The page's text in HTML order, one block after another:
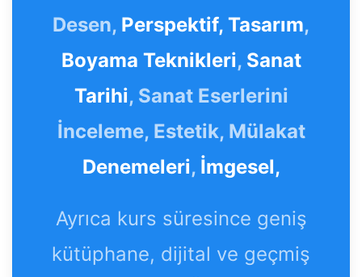
Desen, Perspektif, Tasarım,
Boyama Teknikleri, Sanat
Tarihi, Sanat Eserlerini
İnceleme, Estetik, Mülakat
Denemeleri, İmgesel,
Ayrıca kurs süresince geniş
kütüphane, dijital ve geçmiş